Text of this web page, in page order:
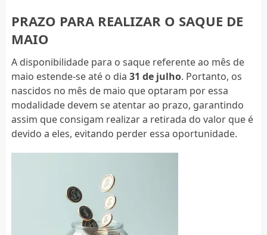
PRAZO PARA REALIZAR O SAQUE DE
MAIO
A disponibilidade para o saque referente ao mês de
maio estende-se até o dia 31 de julho. Portanto, os
nascidos no mês de maio que optaram por essa
modalidade devem se atentar ao prazo, garantindo
assim que consigam realizar a retirada do valor que é
devido a eles, evitando perder essa oportunidade.